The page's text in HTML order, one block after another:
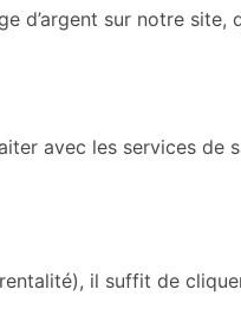
d’argent sur notre site,
avec les services de
il suffit de